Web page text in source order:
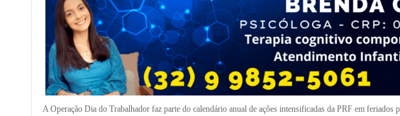
A Operação Dia do Trabalhador faz parte do calendário anual de ações intensificadas da PRF em feriados